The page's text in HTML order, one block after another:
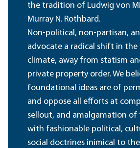
the tradition of Ludwig von
Murray N. Rothbard.
Non-political, non-partisan,
advocate a radical shift in the
climate, away from statism
private property order. We
foundational ideas are of
and oppose all efforts at
sellout, and amalgamation of
with fashionable political,
social doctrines inimical to